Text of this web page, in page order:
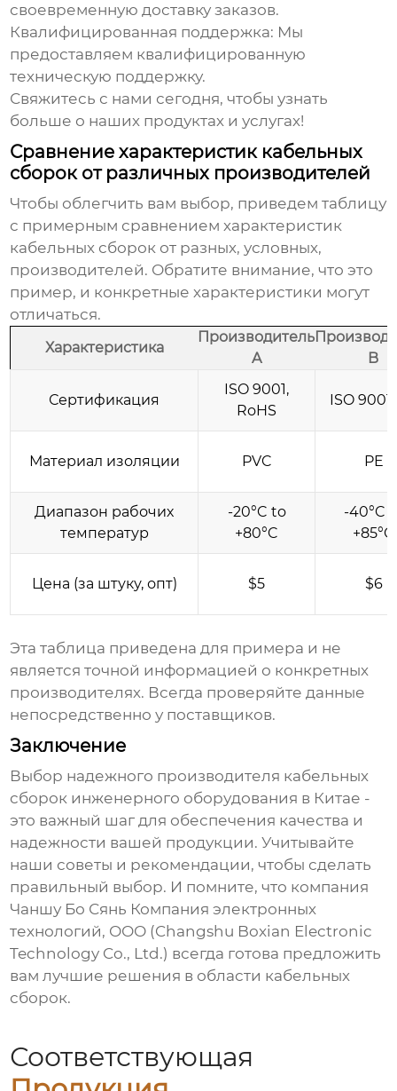
своевременную доставку заказов.
Квалифицированная поддержка: Мы
предоставляем квалифицированную
техническую поддержку.
Свяжитесь с нами сегодня, чтобы узнать
больше о наших продуктах и услугах!
Сравнение характеристик кабельных
сборок от различных производителей
Чтобы облегчить вам выбор, приведем таблицу
с примерным сравнением характеристик
кабельных сборок от разных, условных,
производителей. Обратите внимание, что это
пример, и конкретные характеристики могут
отличаться.
Характеристика
Производитель
A
B
Сертификация
ISO 9001,
RoHS
ISO
Материал изоляции PVC PE
Диапазон рабочих
температур
-20°C to
+80°C
-40°C
+85°C
Цена (за штуку, опт) $5 $6
Эта таблица приведена для примера и не
является точной информацией о конкретных
производителях. Всегда проверяйте данные
непосредственно у поставщиков.
Заключение
Выбор надежного производителя кабельных
сборок инженерного оборудования в Китае -
это важный шаг для обеспечения качества и
надежности вашей продукции. Учитывайте
наши советы и рекомендации, чтобы сделать
правильный выбор. И помните, что компания
Чаншу Бо Сянь Компания электронных
технологий, ООО (Changshu Boxian Electronic
Technology Co., Ltd.) всегда готова предложить
вам лучшие решения в области кабельных
сборок.
Соответствующая